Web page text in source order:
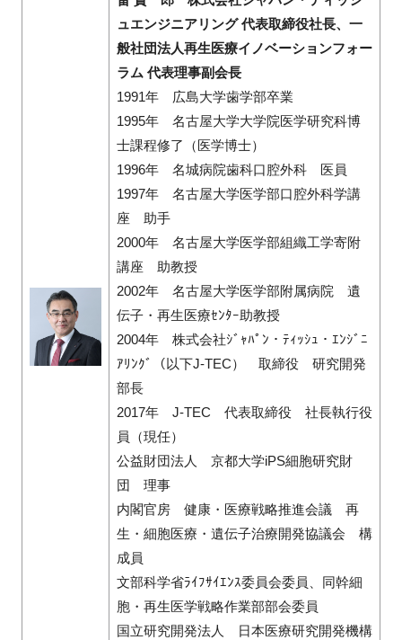
ュエンジニアリング 代表取締役社長、一
般社団法人再生医療イノベーションフォー
ラム 代表理事副会長
1991年 広島大学歯学部卒業
1995年 名古屋大学大学院医学研究科博
士課程修了（医学博士）
1996年 名城病院歯科口腔外科 医員
1997年 名古屋大学医学部口腔外科学講
座 助手
2000年 名古屋大学医学部組織工学寄附
講座 助教授
2002年 名古屋大学医学部附属病院 遺
伝子・再生医療ｾﾝﾀｰ助教授
2004年 株式会社ｼﾞｬﾊﾟﾝ・ﾃｨｯｼｭ・ｴﾝｼﾞﾆ
ｱﾘﾝｸﾞ（以下J-TEC） 取締役 研究開発
部長
2017年 J-TEC 代表取締役 社長執行役
員（現任）
公益財団法人 京都大学iPS細胞研究財
団 理事
内閣官房 健康・医療戦略推進会議 再
生・細胞医療・遺伝子治療開発協議会 構
成員
文部科学省ﾗｲﾌｻｲｴﾝｽ委員会委員、同幹細
胞・再生医学戦略作業部部会委員
国立研究開発法人 日本医療研究開発機構